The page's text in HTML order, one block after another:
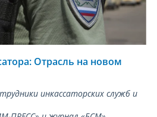
Отрасль на новом
инкассаторских служб и